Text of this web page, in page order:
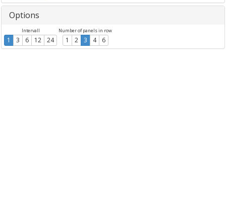
Options
Intervall
1 3 6 12 24
Number of panels in row
1 2 3 4 6